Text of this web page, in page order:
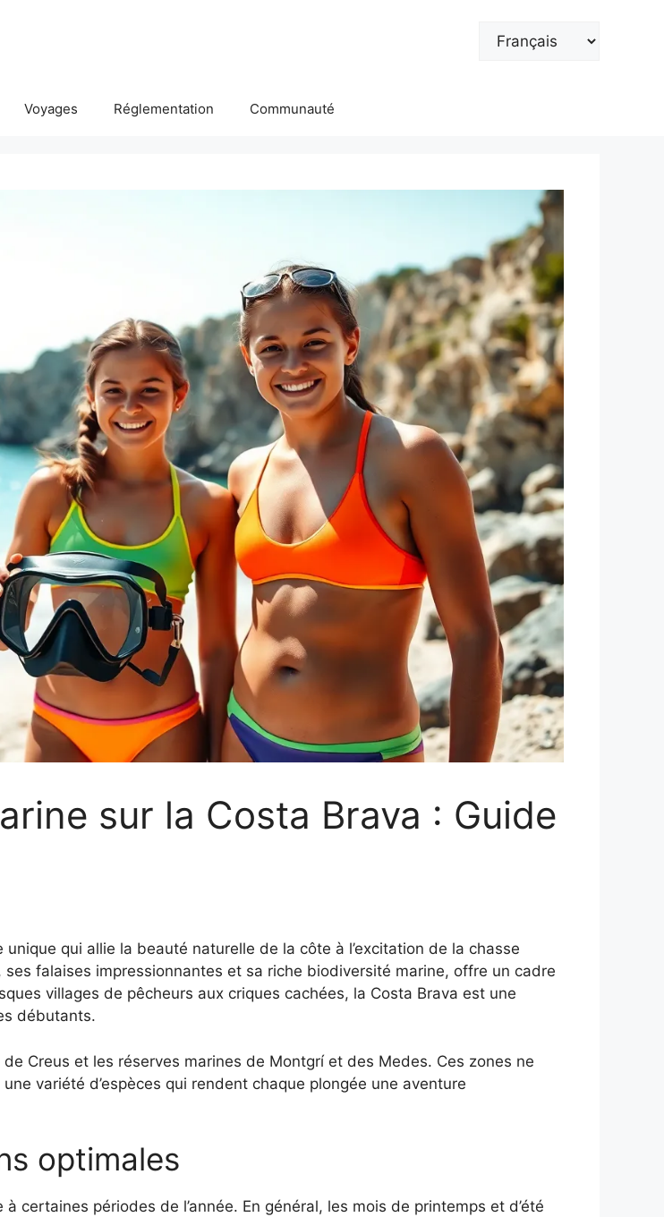
Choisir
Voyages Réglementation Communauté
sur la Costa Brava : Guide
unique qui allie la beauté naturelle de la côte à l’excitation de la chasse
falaises impressionnantes et sa riche biodiversité marine, offre un cadre
villages de pêcheurs aux criques cachées, la Costa Brava est une
débutants.
Creus et les réserves marines de Montgrí et des Medes. Ces zones ne
variété d’espèces qui rendent chaque plongée une aventure
optimales
certaines périodes de l’année. En général, les mois de printemps et d’été